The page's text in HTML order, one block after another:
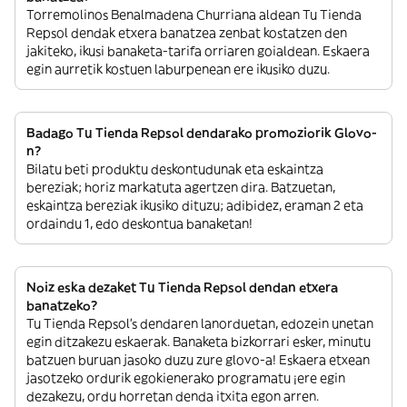
Torremolinos Benalmadena Churriana aldean Tu Tienda
Repsol dendak etxera banatzea zenbat kostatzen den
jakiteko, ikusi banaketa-tarifa orriaren goialdean. Eskaera
egin aurretik kostuen laburpenean ere ikusiko duzu.
Badago Tu Tienda Repsol dendarako promoziorik Glovo-
n?
Bilatu beti produktu deskontudunak eta eskaintza
bereziak; horiz markatuta agertzen dira. Batzuetan,
eskaintza bereziak ikusiko dituzu; adibidez, eraman 2 eta
ordaindu 1, edo deskontua banaketan!
Noiz eska dezaket Tu Tienda Repsol dendan etxera
banatzeko?
Tu Tienda Repsol’s dendaren lanorduetan, edozein unetan
egin ditzakezu eskaerak. Banaketa bizkorrari esker, minutu
batzuen buruan jasoko duzu zure glovo-a! Eskaera etxean
jasotzeko ordurik egokienerako programatu ¡ere egin
dezakezu, ordu horretan denda itxita egon arren.